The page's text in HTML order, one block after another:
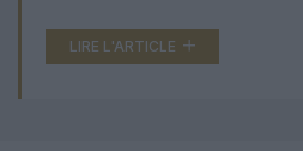
LIRE L'ARTICLE